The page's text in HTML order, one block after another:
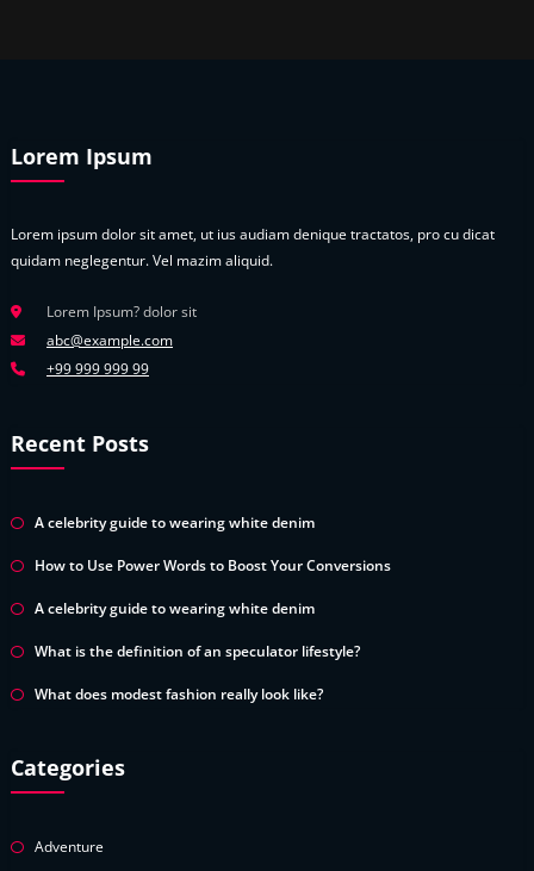
Lorem Ipsum
Lorem ipsum dolor sit amet, ut ius audiam denique tractatos, pro cu dicat
quidam neglegentur. Vel mazim aliquid.
Lorem Ipsum? dolor sit
abc@example.com
+99 999 999 99
Recent Posts
A celebrity guide to wearing white denim
How to Use Power Words to Boost Your Conversions
A celebrity guide to wearing white denim
What is the definition of an speculator lifestyle?
What does modest fashion really look like?
Categories
Adventure